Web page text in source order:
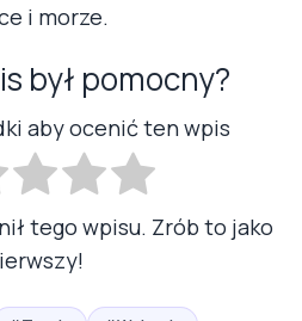
i morze.
był pomocny?
aby ocenić ten wpis
tego wpisu. Zrób to jako